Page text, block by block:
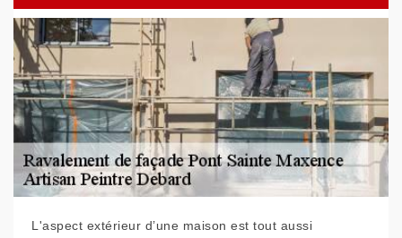
L'aspect extérieur d’une maison est tout aussi